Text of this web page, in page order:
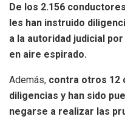
De los 2.156
les han instruido
a la autoridad judicial
en aire espirado.
Además, contra otros 12
diligencias y han sido
negarse a realizar las